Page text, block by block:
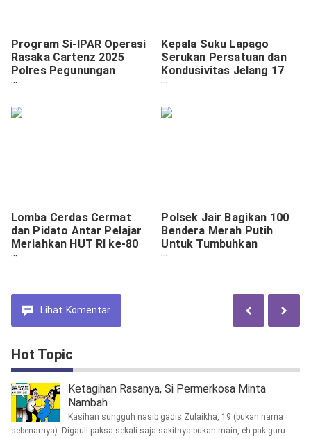
Program Si-IPAR Operasi
Rasaka Cartenz 2025
Polres Pegunungan
Bintang Hadir Mengajar
Kepada Anak-anak di
Kepala Suku Lapago
Serukan Persatuan dan
Kondusivitas Jelang 17
Agustus
Lomba Cerdas Cermat
dan Pidato Antar Pelajar
Meriahkan HUT RI ke-80
di Kabupaten Tolikara
Polsek Jair Bagikan 100
Bendera Merah Putih
Untuk Tumbuhkan
Semangat Nasionalisme
Lihat Komentar
Hot Topic
Ketagihan Rasanya, Si Permerkosa Minta
Nambah
Kasihan sungguh nasib gadis Zulaikha, 19 (bukan nama
sebenarnya). Digauli paksa sekali saja sakitnya bukan main, eh pak guru